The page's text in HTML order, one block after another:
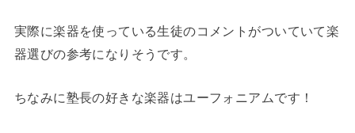
実際に楽器を使っている生徒のコメントがついていて楽
器選びの参考になりそうです。
ちなみに塾長の好きな楽器はユーフォニアムです！